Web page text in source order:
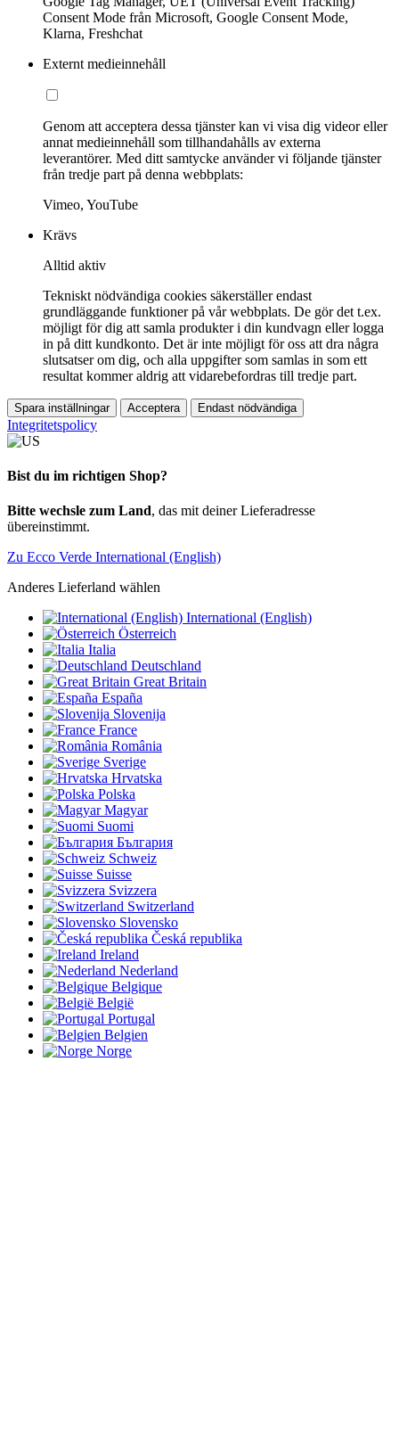
Consent Mode från Microsoft, Google Consent Mode,
Klarna, Freshchat
Externt medieinnehåll
Genom att acceptera dessa tjänster kan vi visa dig videor eller
annat medieinnehåll som tillhandahålls av externa
leverantörer. Med ditt samtycke använder vi följande tjänster
från tredje part på denna webbplats:
Vimeo, YouTube
Krävs
Alltid aktiv
Tekniskt nödvändiga cookies säkerställer endast
grundläggande funktioner på vår webbplats. De gör det t.ex.
möjligt för dig att samla produkter i din kundvagn eller logga
in på ditt kundkonto. Det är inte möjligt för oss att dra några
slutsatser om dig, och alla uppgifter som samlas in som ett
resultat kommer aldrig att vidarebefordras till tredje part.
Spara inställningar Acceptera Endast nödvändiga
Integritetspolicy
Bist du im richtigen Shop?
Bitte wechsle zum Land, das mit deiner Lieferadresse
übereinstimmt.
Zu Ecco Verde International (English)
Anderes Lieferland wählen
International (English)
Österreich
Italia
Deutschland
Great Britain
España
Slovenija
France
România
Sverige
Hrvatska
Polska
Magyar
Suomi
България
Schweiz
Suisse
Svizzera
Switzerland
Slovensko
Česká republika
Ireland
Nederland
Belgique
België
Portugal
Belgien
Norge